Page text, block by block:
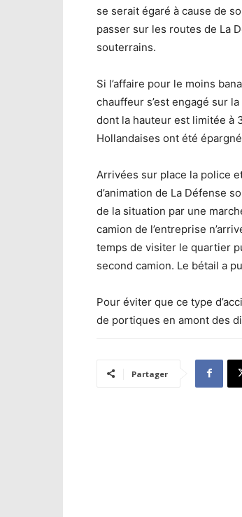
se serait égaré à cause de
passer sur les routes de La
souterrains.
Si l’affaire pour le moins
chauffeur s’est engagé sur
dont la hauteur est limitée à
Hollandaises ont été
Arrivées sur place la police
d’animation de La Défense
de la situation par une
camion de l’entreprise
temps de visiter le quartier
second camion. Le bétail a
Pour éviter que ce type
de portiques en amont des
Partager